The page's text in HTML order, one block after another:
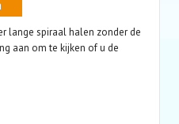
lange spiraal halen zonder de
aan om te kijken of u de